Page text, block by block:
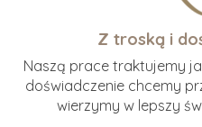
Z troską i
Naszą prace traktujemy
doświadczenie chcemy
wierzymy w lepszy